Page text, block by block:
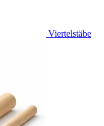
Viertelstäbe